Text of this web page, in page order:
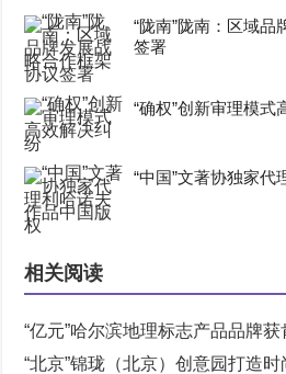
“陇南”陇南：区域
签署
“确权”创新审理模式
“中国”文著协独家
相关阅读
“亿元”哈尔滨地理标志产品品牌获
“北京”锦珑（北京）创意园打造